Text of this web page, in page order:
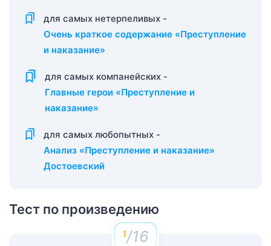
для самых нетерпеливых -
Очень краткое содержание «Преступление
и наказание»
для самых компанейских -
Главные герои «Преступление и
наказание»
для самых любопытных -
Анализ «Преступление и наказание»
Достоевский
Тест по произведению
/16